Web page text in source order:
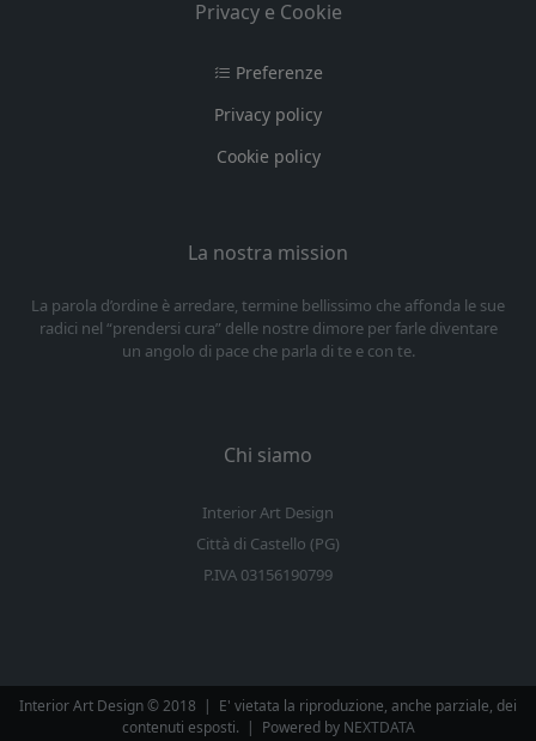
Privacy e Cookie
Preferenze
Privacy policy
Cookie policy
La nostra mission
La parola d’ordine è arredare, termine bellissimo che affonda le sue
radici nel “prendersi cura” delle nostre dimore per farle diventare
un angolo di pace che parla di te e con te.
Chi siamo
Interior Art Design
Città di Castello (PG)
P.IVA 03156190799
Interior Art Design © 2018 | E' vietata la riproduzione, anche parziale, dei
contenuti esposti. | Powered by NEXTDATA